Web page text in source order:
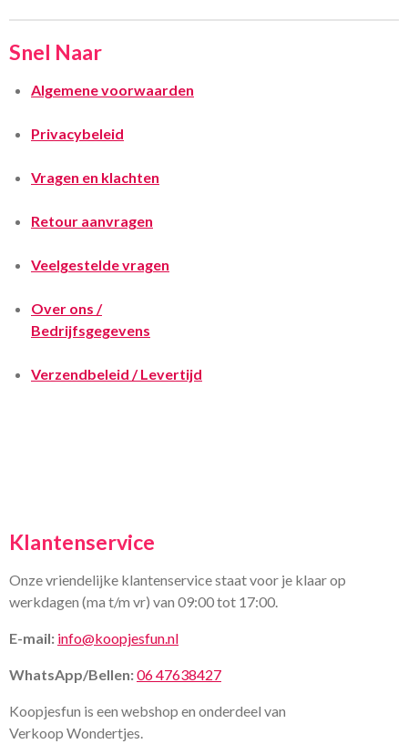
Snel Naar
Algemene voorwaarden
Privacybeleid
Vragen en klachten
Retour aanvragen
Veelgestelde vragen
Over ons /
Bedrijfsgegevens
Verzendbeleid / Levertijd
Klantenservice
Onze vriendelijke klantenservice staat voor je klaar op
werkdagen (ma t/m vr) van 09:00 tot 17:00.
E-mail: info@koopjesfun.nl
WhatsApp/Bellen:06 47638427
Koopjesfun is een webshop en onderdeel van
Verkoop Wondertjes.